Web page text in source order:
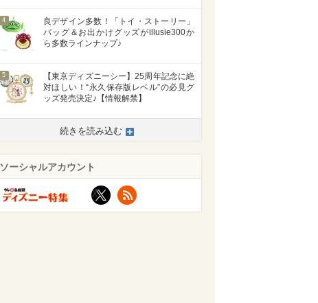
4
良デザイン多数！「トイ・ストーリー」
バッグ＆お出かけグッズがillusie300か
ら多数ラインナップ♪
5
【東京ディズニーシー】25周年記念に絶
対ほしい！“永久保存版レベル”の必見グ
ッズ発売決定♪【情報解禁】
続きを読み込む
ソーシャルアカウント
X